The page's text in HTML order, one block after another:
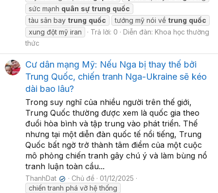
sức mạnh quân sự trung quốc
tàu sân bay trung quốc tướng mỹ nói về trung quốc
xung đột mỹ iran
Trả lời: 0 Diễn đàn: Khoa học thường
thức
Cư dân mạng Mỹ: Nếu Nga bị thay thế bởi
Trung Quốc, chiến tranh Nga-Ukraine sẽ kéo
dài bao lâu?
Trong suy nghĩ của nhiều người trên thế giới,
Trung Quốc thường được xem là quốc gia theo
đuổi hòa bình và tập trung vào phát triển. Thế
nhưng tại một diễn đàn quốc tế nổi tiếng, Trung
Quốc bất ngờ trở thành tâm điểm của một cuộc
mô phỏng chiến tranh gây chú ý và làm bùng nổ
tranh luận toàn cầu...
ThanhDat ✔ Chủ đề
01/12/2025
chiến tranh phá vỡ hệ thống